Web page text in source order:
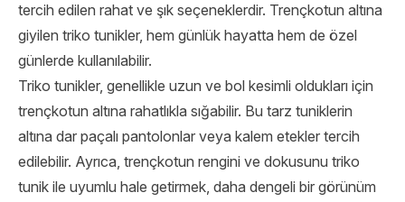
tercih edilen rahat ve şık seçeneklerdir. Trençkotun altına
giyilen triko tunikler, hem günlük hayatta hem de özel
günlerde kullanılabilir.
Triko tunikler, genellikle uzun ve bol kesimli oldukları için
trençkotun altına rahatlıkla sığabilir. Bu tarz tuniklerin
altına dar paçalı pantolonlar veya kalem etekler tercih
edilebilir. Ayrıca, trençkotun rengini ve dokusunu triko
tunik ile uyumlu hale getirmek, daha dengeli bir görünüm